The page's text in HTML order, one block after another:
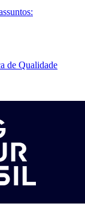
de Qualidade